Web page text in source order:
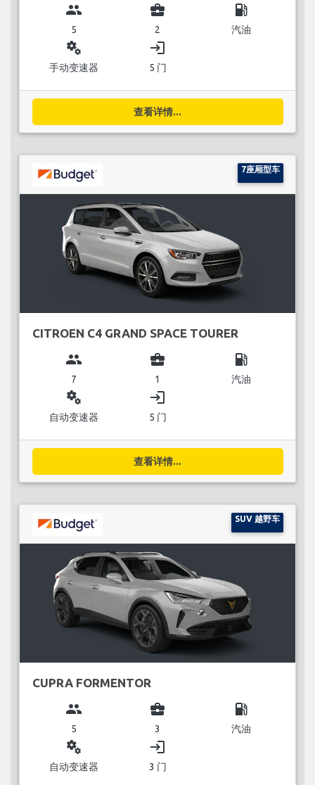
group
5
business_center
2
local_gas_station
汽油
miscellaneous_services
手动变速器
login
5 门
查看详情...
7座厢型车
CITROEN C4 GRAND SPACE TOURER
group
7
business_center
1
local_gas_station
汽油
miscellaneous_services
自动变速器
login
5 门
查看详情...
SUV 越野车
CUPRA FORMENTOR
group
5
business_center
3
local_gas_station
汽油
miscellaneous_services
自动变速器
login
3 门